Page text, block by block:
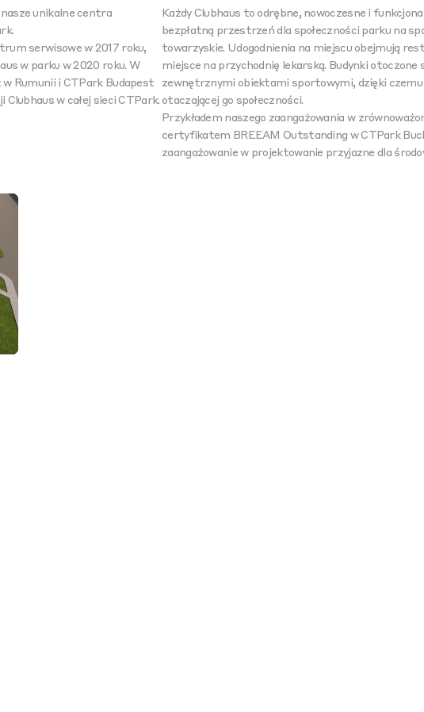
unikalne centra
serwisowe w 2017 roku,
w parku w 2020 roku. W
Rumunii i CTPark Budapest
w całej sieci CTPark.
Każdy Clubhaus to odrębne, nowoczesne i
bezpłatną przestrzeń dla społeczności parku na
towarzyskie. Udogodnienia na miejscu obejmują
miejsce na przychodnię lekarską. Budynki
zewnętrznymi obiektami sportowymi, dzięki
otaczającej go społeczności.
Przykładem naszego zaangażowania w
certyfikatem BREEAM Outstanding w CTPark
zaangażowanie w projektowanie przyjazne dla